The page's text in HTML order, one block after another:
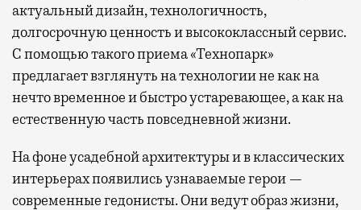
актуальный дизайн, технологичность,
долгосрочную ценность и высококлассный сервис.
С помощью такого приема «Технопарк»
предлагает взглянуть на технологии не как на
нечто временное и быстро устаревающее, а как на
естественную часть повседневной жизни.
На фоне усадебной архитектуры и в классических
интерьерах появились узнаваемые герои —
современные гедонисты. Они ведут образ жизни,